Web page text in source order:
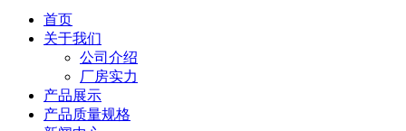
首页
关于我们
公司介绍
厂房实力
产品展示
产品质量规格